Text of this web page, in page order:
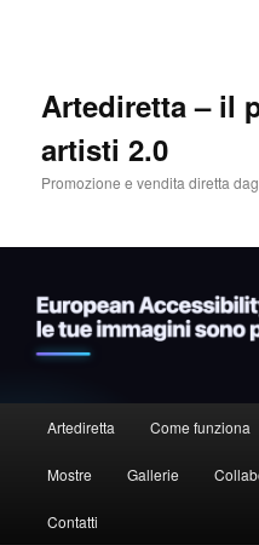
Artediretta – il
artisti 2.0
Promozione e vendita diretta
principale
Vai
al
contenuto
Artediretta Come funziona
Mostre Gallerie
Contatti